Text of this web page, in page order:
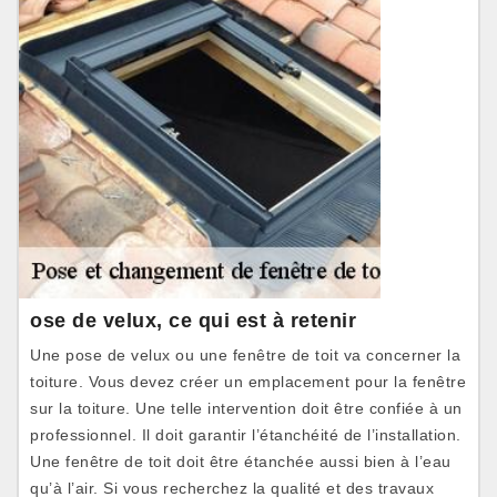
ose de velux, ce qui est à retenir
Une pose de velux ou une fenêtre de toit va concerner la
toiture. Vous devez créer un emplacement pour la fenêtre
sur la toiture. Une telle intervention doit être confiée à un
professionnel. Il doit garantir l’étanchéité de l’installation.
Une fenêtre de toit doit être étanchée aussi bien à l’eau
qu’à l’air. Si vous recherchez la qualité et des travaux